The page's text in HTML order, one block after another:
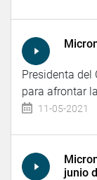
Presidenta del
para afrontar
11-05-2021
junio